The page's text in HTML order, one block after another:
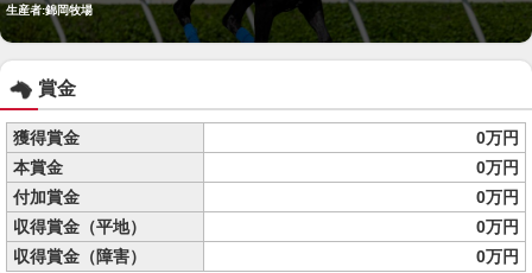
生産者:錦岡牧場
賞金
獲得賞金
0万円
本賞金
0万円
付加賞金
0万円
収得賞金（平地）
0万円
収得賞金（障害）
0万円